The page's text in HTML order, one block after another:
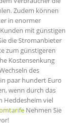
Zudem können
in enormer
mit günstigen
die Stromanbieter
zum günstigeren
Kostensenkung
des
paar hundert Euro
wenn durch das
Heddesheim viel
Nehmen Sie